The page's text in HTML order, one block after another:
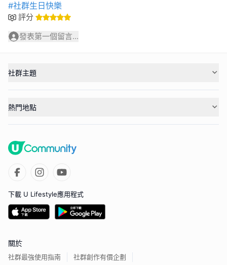
#社群生日快樂
評分
發表第一個留言...
社群主題
熱門地點
下載 U Lifestyle應用程式
關於
社群最強使用指南 社群創作有價企劃